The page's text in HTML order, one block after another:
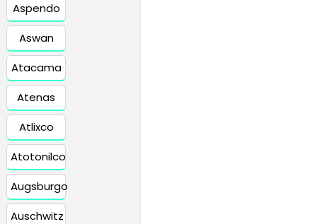
Aspendo
Aswan
Atacama
Atenas
Atlixco
Atotonilco
Augsburgo
Auschwitz